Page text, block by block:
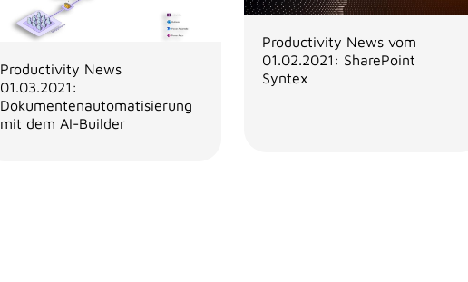
Productivity News
01.03.2021:
Dokumentenautomatisierung
mit dem AI-Builder
Productivity News vom
01.02.2021: SharePoint
Syntex